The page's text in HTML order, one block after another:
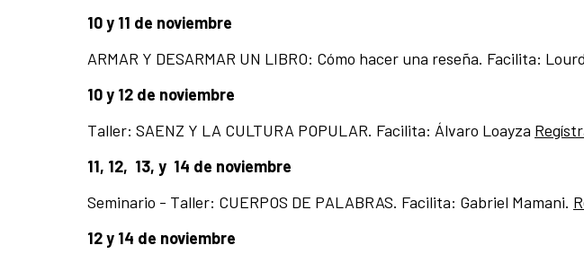
10 y 11 de noviembre
ARMAR Y DESARMAR UN LIBRO: Cómo hacer una reseña. Facilita:
10 y 12 de noviembre
Taller: SAENZ Y LA CULTURA POPULAR. Facilita: Álvaro Loayza
11, 12, 13, y 14 de noviembre
Seminario - Taller: CUERPOS DE PALABRAS. Facilita: Gabriel Mamani.
12 y 14 de noviembre